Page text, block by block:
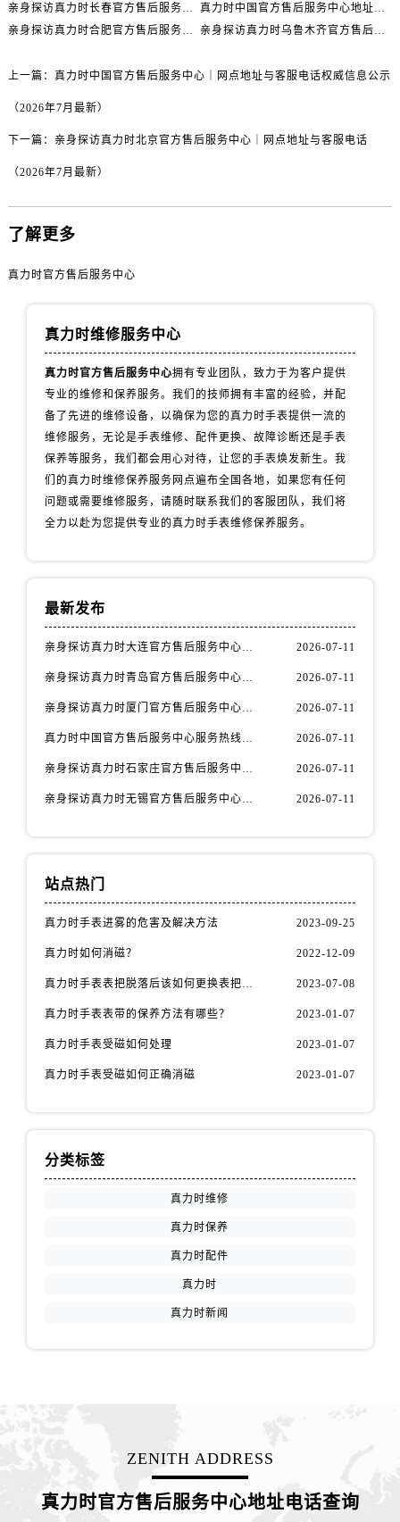
浙江省丽水市莲都区解放街真力时售后服务中心（需提前预约）
浙江省宁波市江北区大闸南路500号来福士广场办公楼20层2009室真力时售后服务中心（需提前预约）
浙江省绍兴市越城区胜利东路379号世茂天际中心写字楼8层805室真力时售后服务中心（需提前预约）
澳门特别行政区大堂区议事亭前地（新马路）真力时售后服务中心（需提前预约）
澳门特别行政区花王堂区大三巴商圈真力时售后服务中心（需提前预约）
福建省福州市鼓楼区五四路128-1号恒力城写字楼15层03室真力时售后服务中心（需提前预约）
广东省清远市清城区湖西路真力时售后服务中心（需提前预约）
广东省深圳市罗湖区深南东路5001号华润大厦17层1701室真力时售后服务中心（需提前预约）
广西壮族自治区崇左市江州区石景林街道友谊大道与丽川路交汇处真力时售后服务中心（需提前预约）
海南省儋州市儋州市那大镇兰洋北路真力时售后服务中心（需提前预约）
河南省焦作市解放区解放路真力时售后服务中心（需提前预约）
亲身探访真力时长春官方售后服务中心｜网点地址及官方热线（2026年7月最新）
真力时中国官方售后服务中心地址及客服服务电话实地考察报告多信源验证（2026年7月最新）
亲身探访真力时合肥官方售后服务中心｜服务热线及具体地址（2026年7月最新）
亲身探访真力时乌鲁木齐官方售后服务中心｜全新维修门店地址及电话（2026年7月最新）
上一篇： 真力时中国官方售后服务中心｜网点地址与客服电话权威信息公示
（2026年7月最新）
下一篇： 亲身探访真力时北京官方售后服务中心｜网点地址与客服电话
（2026年7月最新）
了解更多
真力时官方售后服务中心
真力时维修服务中心
真力时官方售后服务中心拥有专业团队，致力于为客户提供
专业的维修和保养服务。我们的技师拥有丰富的经验，并配
备了先进的维修设备，以确保为您的真力时手表提供一流的
维修服务，无论是手表维修、配件更换、故障诊断还是手表
保养等服务，我们都会用心对待，让您的手表焕发新生。我
们的真力时维修保养服务网点遍布全国各地，如果您有任何
问题或需要维修服务，请随时联系我们的客服团队，我们将
全力以赴为您提供专业的真力时手表维修保养服务。
最新发布
亲身探访真力时大连官方售后服务中心｜官方热线与门店地址（2026年7月最新） 2026-07-11
亲身探访真力时青岛官方售后服务中心｜热线与地址（2026年7月最新） 2026-07-11
亲身探访真力时厦门官方售后服务中心｜官方电话和维修地址（2026年7月最新） 2026-07-11
真力时中国官方售后服务中心服务热线及维修地址实地考察报告_多信源验证（2026年7月最新） 2026-07-11
亲身探访真力时石家庄官方售后服务中心｜全新维修门店地址及电话（2026年7月最新） 2026-07-11
亲身探访真力时无锡官方售后服务中心｜全新地址及服务热线（2026年7月最新） 2026-07-11
站点热门
真力时手表进雾的危害及解决方法 2023-09-25
真力时如何消磁？ 2022-12-09
真力时手表表把脱落后该如何更换表把（表把脱落原因） 2023-07-08
真力时手表表带的保养方法有哪些？ 2023-01-07
真力时手表受磁如何处理 2023-01-07
真力时手表受磁如何正确消磁 2023-01-07
分类标签
真力时维修
真力时保养
真力时配件
真力时
真力时新闻
ZENITH ADDRESS
真力时官方售后服务中心地址电话查询